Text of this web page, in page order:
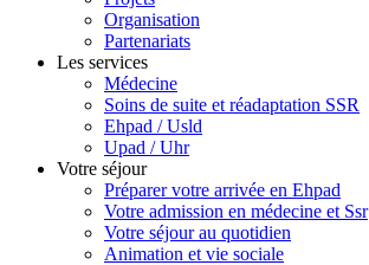
Organisation
Partenariats
Les services
Médecine
Soins de suite et réadaptation SSR
Ehpad / Usld
Upad / Uhr
Votre séjour
Préparer votre arrivée en Ehpad
Votre admission en médecine et Ssr
Votre séjour au quotidien
Animation et vie sociale